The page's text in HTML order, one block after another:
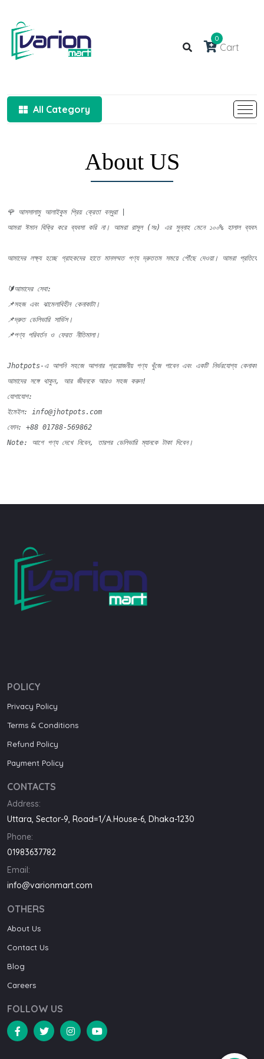
0
Cart
All Category
About US
🌹 আসসালামু আলাইকুম প্রিয় ক্রেতা বন্ধুরা |
আমরা ঈমান বিক্রি করে ব্যবসা করি না। আমরা রাসূল (সঃ) এর সুন্নাহ মেনে ১০০% হালাল ব্যবসা
আমাদের লক্ষ্য হচ্ছে গ্রাহকদের হাতে মানসম্মত পণ্য দ্রুততম সময়ে পৌঁছে দেওয়া। আমরা
🔰আমাদের সেবা:
📌সহজ এবং ঝামেলাবিহীন কেনাকাটা।
📌দ্রুত ডেলিভারি সার্ভিস।
📌পণ্য পরিবর্তন ও ফেরত নীতিমালা।
Jhotpots-এ আপনি সহজে আপনার প্রয়োজনীয় পণ্য খুঁজে পাবেন এবং একটি নির্ভরযোগ্য
আমাদের সঙ্গে থাকুন, আর জীবনকে আরও সহজ করুন!
যোগাযোগ:
ইমেইল: info@jhotpots.com
ফোন: +88 01788-569862
Note: আগে পণ্য দেখে নিবেন, তারপর ডেলিভারি ম্যানকে টাকা দিবেন।
POLICY
Privacy Policy
Terms & Conditions
Refund Policy
Payment Policy
CONTACTS
Address:
Uttara, Sector-9, Road=1/A.House-6, Dhaka-1230
Phone:
01983637782
Email:
info@varionmart.com
OTHERS
About Us
Contact Us
Blog
Careers
FOLLOW US